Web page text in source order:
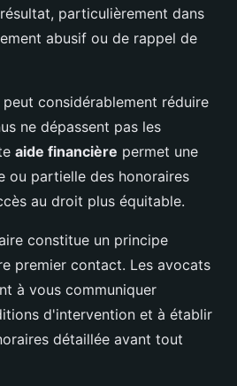
particulièrement dans
abusif ou de rappel de
considérablement réduire
ne dépassent pas les
aide financière permet une
ou partielle des honoraires
au droit plus équitable.
constitue un principe
premier contact. Les avocats
à vous communiquer
d'intervention et à établir
détaillée avant tout